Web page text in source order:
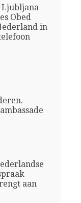
Ljubljana
Obed
in
aan